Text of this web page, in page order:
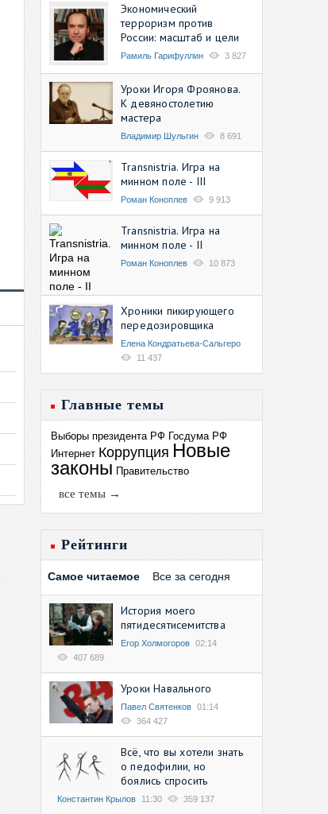
Экономический
терроризм против
России: масштаб и цели
Рамиль Гарифуллин 3 827
Уроки Игоря Фроянова.
К девяностолетию
мастера
Владимир Шульгин 8 691
Transnistria. Игра на
минном поле - III
Роман Коноплев 9 913
Transnistria. Игра на
минном поле - II
Роман Коноплев 10 873
Хроники пикирующего
передозировщика
Елена Кондратьева-Сальгеро
11 437
Главные темы
Выборы президента РФ Госдума РФ
Интернет Коррупция Новые
законы Правительство
все темы →
Рейтинги
Самое читаемое Все за сегодня
История моего
пятидесятисемитства
Егор Холмогоров 02:14
407 689
Уроки Навального
Павел Святенков 01:14
364 427
Всё, что вы хотели знать
о педофилии, но
боялись спросить
Константин Крылов 11:30 359 137